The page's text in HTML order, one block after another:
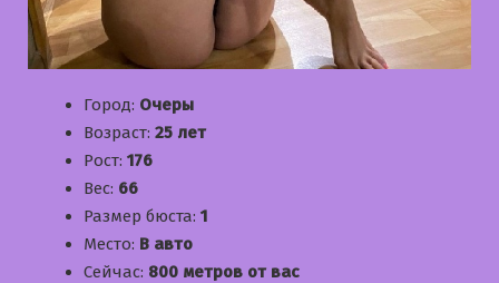
Город: Очеры
Возраст: 25 лет
Рост: 176
Вес: 66
Размер бюста: 1
Место: В авто
Сейчас: 800 метров от вас